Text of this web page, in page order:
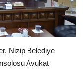
Nizip Belediye
Avukat